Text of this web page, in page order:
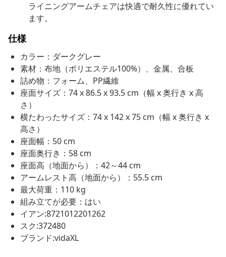
ライニングアームチェアは快適で耐久性に優れてい
ます。
仕様
カラー：ダークグレー
素材：布地（ポリエステル100%）、金属、合板
詰め物：フォーム、PP繊維
座面サイズ：74 x 86.5 x 93.5 cm（幅 x 奥行き x 高
さ）
横たわったサイズ：74 x 142 x 75 cm（幅 x 奥行き x
高さ）
座面幅：50 cm
座面奥行き：58 cm
座面高（地面から）：42～44 cm
アームレスト高（地面から）：55.5 cm
最大荷重：110 kg
組み立てが必要：はい
イアン:8721012201262
スク:372480
ブランド:vidaXL